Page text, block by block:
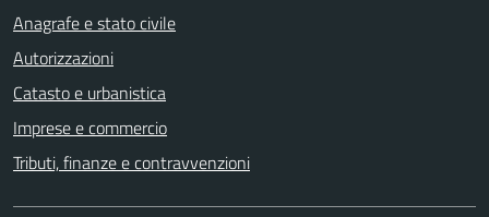
Anagrafe e stato civile
Autorizzazioni
Catasto e urbanistica
Imprese e commercio
Tributi, finanze e contravvenzioni